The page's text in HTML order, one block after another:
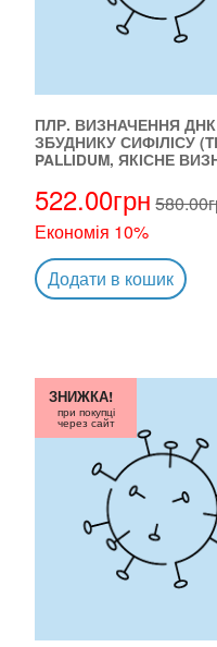
ПЛР. ВИЗНАЧЕННЯ ДНК
ЗБУДНИКУ СИФIЛIСУ
PALLIDUM, ЯКІСНЕ
522.00грн 580.00
Економія 10%
Додати в кошик
ЗНИЖКА!
при покупці
через сайт